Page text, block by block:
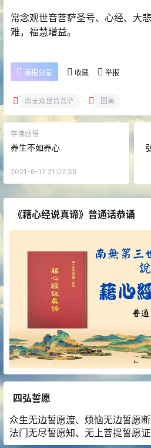
常念观世音菩萨圣号、心经、大
难，福慧增益。
海报分享 收藏 举报
南无观世音菩萨 因果
学佛感悟
养生不如养心
2021-6-17 21:02:39
《藉心经说真谛》普通话恭诵
四弘誓愿
众生无边誓愿渡、烦恼无边誓愿断
法门无尽誓愿知、无上菩提誓愿证